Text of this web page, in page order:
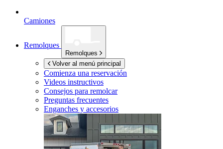
Camiones
Remolques
Remolques
Volver al menú principal
Comienza una reservación
Videos instructivos
Consejos para remolcar
Preguntas frecuentes
Enganches y accesorios